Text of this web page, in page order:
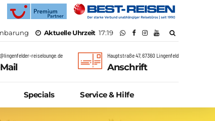
Aktuelle Uhrzeit 17:19
Hauptstraße 47, 67360 Lingenfeld
Anschrift
reiselounge.de
Specials Service & Hilfe